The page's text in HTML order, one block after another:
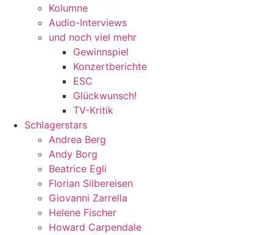
Kolumne
Audio-Interviews
und noch viel mehr
Gewinnspiel
Konzertberichte
ESC
Glückwunsch!
TV-Kritik
Schlagerstars
Andrea Berg
Andy Borg
Beatrice Egli
Florian Silbereisen
Giovanni Zarrella
Helene Fischer
Howard Carpendale